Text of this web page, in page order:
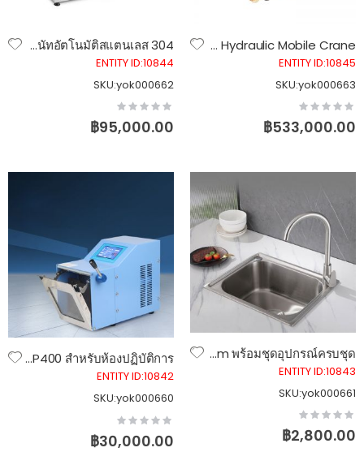
เครนยกของไฮดรอลิคไฟฟ้าแบบขับเคลื่อนเอง 2 ตัน Electric Hydraulic Mobile Crane
ENTITY ID:10845
SKU:yok000663
Rating:
฿533,000.00
เครื่องทำโดนัทพอนเดอริง NP-7 เครื่องทอดโดนัทอัตโนมัติสแตนเลส 304
ENTITY ID:10844
SKU:yok000662
Rating:
฿95,000.00
ซิงค์ล้างจานสแตนเลส 304 หลุมเดี่ยว 50×40 cm พร้อมชุดอุปกรณ์ครบชุด
ENTITY ID:10843
SKU:yok000661
Rating:
฿2,800.00
เครื่องบดผสมตัวอย่างแบบตบ Laboratory Stomacher รุ่น LJ-P400 สำหรับห้องปฏิบัติการ
ENTITY ID:10842
SKU:yok000660
Rating:
0%
฿30,000.00